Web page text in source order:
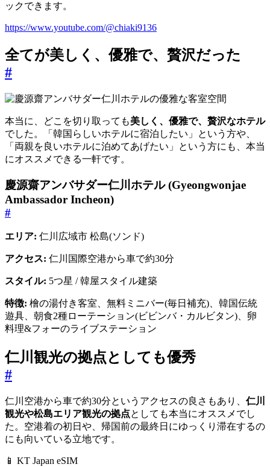
ックできます。
https://www.youtube.com/@chiaki9136
全てが美しく、優雅で、贅沢だった
#
本当に、どこを切り取っても美しく、優雅で、贅沢なホテル
でした。「韓国らしいホテルに宿泊したい」という方や、
「両親を良いホテルに泊めてあげたい」という方にも、本当
にオススメできる一軒です。
慶源齋アンバサダー仁川ホテル (Gyeongwonjae
Ambassador Incheon)
#
エリア: 仁川広域市 松島(ソンド)
アクセス: 仁川国際空港から車で約30分
スタイル: 5つ星 / 韓屋スタイル建築
特徴: 檜の湯付き客室、無料ミニバー(毎日補充)、韓国伝統
遊具、朝食2種ローテーション(ビビンバ・カルビタン)、卵
料理&フォーのライブステーション
仁川観光の拠点としても優秀
#
仁川空港から車で約30分というアクセスの良さもあり、 仁川
観光や松島エリア観光の拠点としても本当にオススメでし
た。空港着の初日や、帰国前の最終日にゆっくり滞在するの
にも向いている立地です。
📱 KT Japan eSIM